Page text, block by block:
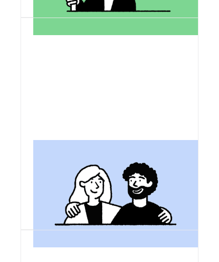
Agir pour plus de diversité parmi les
concepteurs et conceptrices de nos
technologies, afin de construire
ensemble des produits à l'image de la
population.